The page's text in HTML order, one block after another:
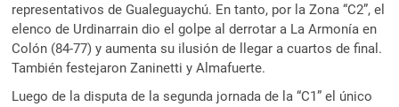
representativos de Gualeguaychú. En tanto, por la Zona “C2”, el
elenco de Urdinarrain dio el golpe al derrotar a La Armonía en
Colón (84-77) y aumenta su ilusión de llegar a cuartos de final.
También festejaron Zaninetti y Almafuerte.
Luego de la disputa de la segunda jornada de la “C1” el único